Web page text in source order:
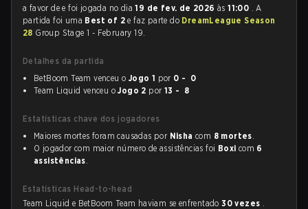
a favor dee foi jogada no dia19 de fev. de 2026às11:00 . A
partida foi uma Best of 2e faz parte do DreamLeague Season
28 Group Stage 1 - February 19.
Detalhes da partida
BetBoom Team venceu o Jogo 1 por 0 - 0
Team Liquid venceu oJogo 2 por 13 - 8
Estatísticas chave dos jogadores
Maiores mortes foram causadas por Nisha com 8 mortes.
O jogador com maior número de assistências foi Boxi com 6
assistências.
Estatísticas Head-to-head
Team Liquid e BetBoom Team haviam se enfrentado30 vezes .